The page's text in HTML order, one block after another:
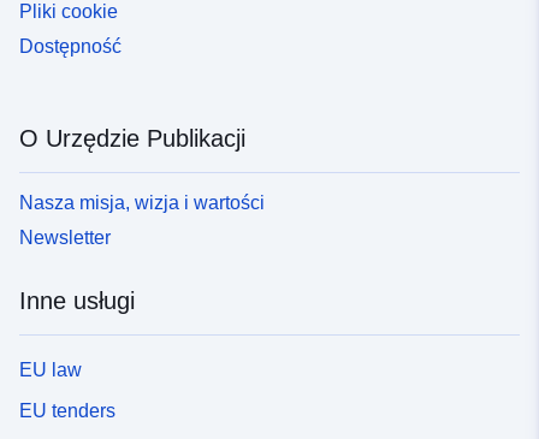
Pliki cookie
Dostępność
O Urzędzie Publikacji
Nasza misja, wizja i wartości
Newsletter
Inne usługi
EU law
EU tenders